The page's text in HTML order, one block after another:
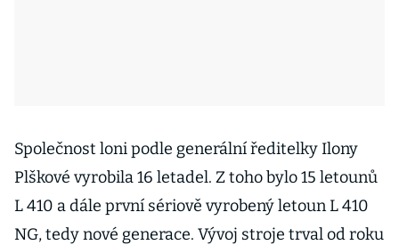
Společnost loni podle generální ředitelky Ilony
Plškové vyrobila 16 letadel. Z toho bylo 15 letounů
L 410 a dále první sériově vyrobený letoun L 410
NG, tedy nové generace. Vývoj stroje trval od roku